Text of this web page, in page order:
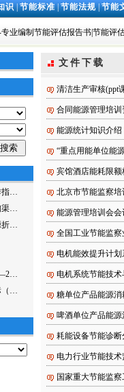
识|节能标准|节能法规|节能
业编制节能评估报告书|节能评
指…
渠…
折…
（…
文件下载
清洁生产审核(ppt
合同能源管理培训
能源统计知识介绍
“重点用能单位能
宾馆酒店能耗限
北京市节能监察培
能源管理培训会会
全国工业节能监
电机能效提升计
电机系统节能技术
糖单位产品能源消
啤酒单位产品能源
耗能设备节能诊断
电力行业节能技术
国家重大节能监